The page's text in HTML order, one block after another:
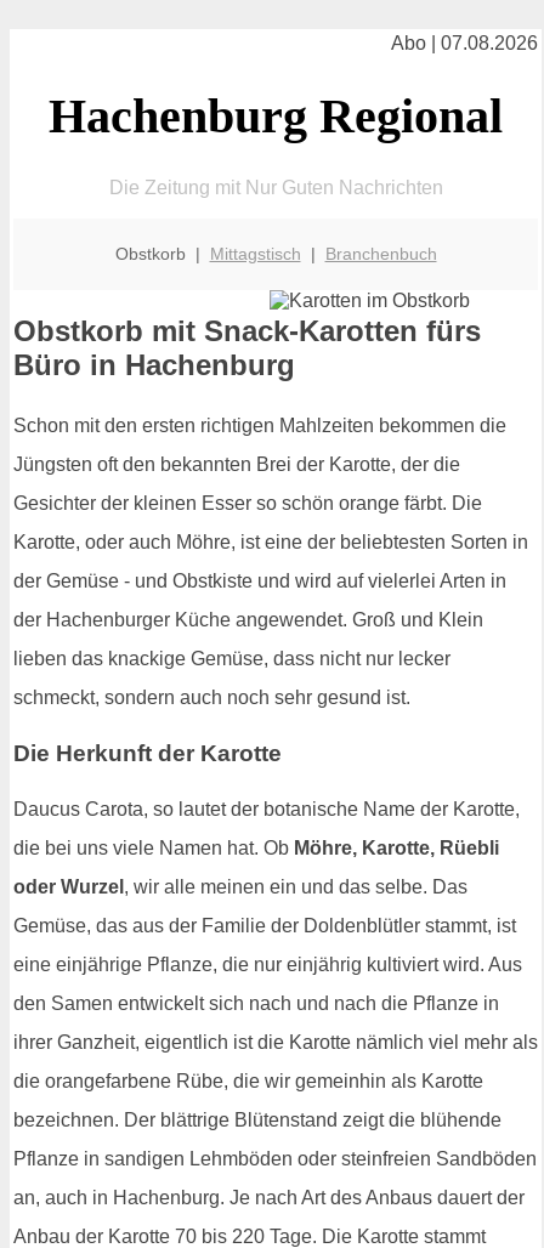
Abo | 07.08.2026
Hachenburg Regional
Die Zeitung mit Nur Guten Nachrichten
Obstkorb | Mittagstisch | Branchenbuch
Obstkorb mit Snack-Karotten fürs
Büro in Hachenburg
Schon mit den ersten richtigen Mahlzeiten bekommen die
Jüngsten oft den bekannten Brei der Karotte, der die
Gesichter der kleinen Esser so schön orange färbt. Die
Karotte, oder auch Möhre, ist eine der beliebtesten Sorten in
der Gemüse - und Obstkiste und wird auf vielerlei Arten in
der Hachenburger Küche angewendet. Groß und Klein
lieben das knackige Gemüse, dass nicht nur lecker
schmeckt, sondern auch noch sehr gesund ist.
Die Herkunft der Karotte
Daucus Carota, so lautet der botanische Name der Karotte,
die bei uns viele Namen hat. Ob Möhre, Karotte, Rüebli
oder Wurzel , wir alle meinen ein und das selbe. Das
Gemüse, das aus der Familie der Doldenblütler stammt, ist
eine einjährige Pflanze, die nur einjährig kultiviert wird. Aus
den Samen entwickelt sich nach und nach die Pflanze in
ihrer Ganzheit, eigentlich ist die Karotte nämlich viel mehr als
die orangefarbene Rübe, die wir gemeinhin als Karotte
bezeichnen. Der blättrige Blütenstand zeigt die blühende
Pflanze in sandigen Lehmböden oder steinfreien Sandböden
an, auch in Hachenburg. Je nach Art des Anbaus dauert der
Anbau der Karotte 70 bis 220 Tage. Die Karotte stammt